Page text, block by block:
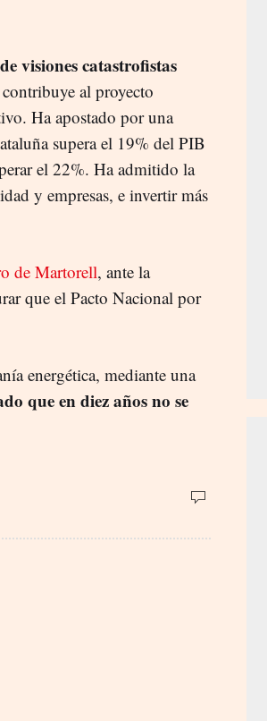
visiones catastrofistas
al proyecto
Ha apostado por una
supera el 19% del PIB
el 22%. Ha admitido la
y empresas, e invertir más
de Martorell, ante la
que el Pacto Nacional por
energética, mediante una
que en diez años no se